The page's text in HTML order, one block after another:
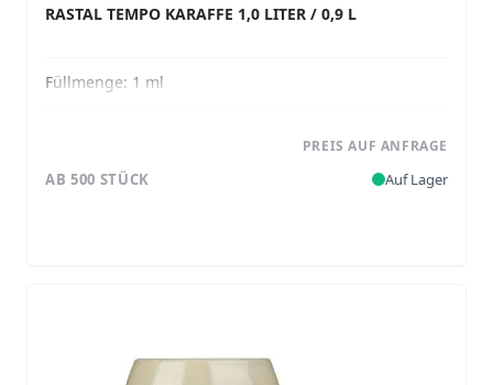
RASTAL TEMPO KARAFFE 1,0 LITER / 0,9 L
Füllmenge: 1 ml
PREIS AUF ANFRAGE
AB 500 STÜCK Auf Lager